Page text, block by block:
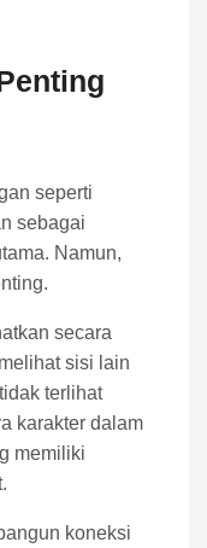
seperti
sebagai
Namun,
secara
sisi lain
terlihat
karakter dalam
memiliki
koneksi